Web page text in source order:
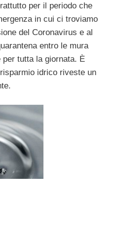
per il periodo che
in cui ci troviamo
del Coronavirus e al
entro le mura
tutta la giornata. È
idrico riveste un